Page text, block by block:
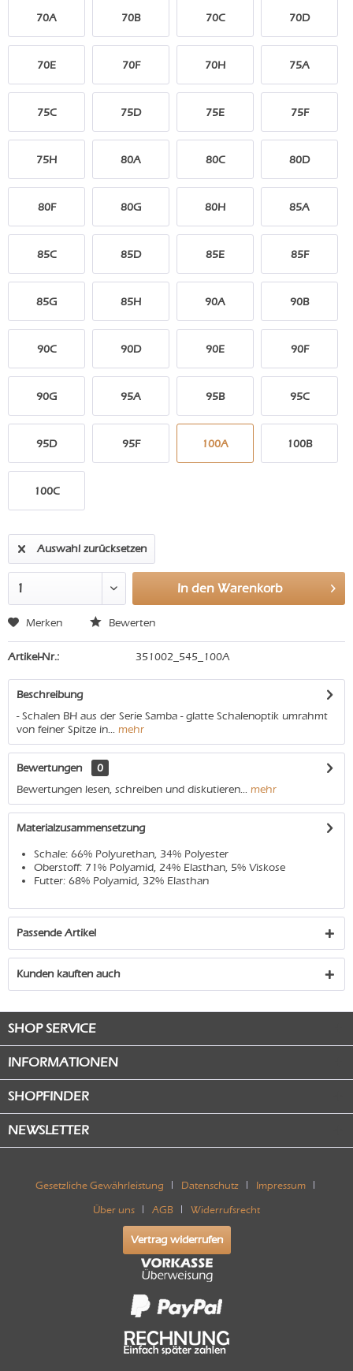
70A 70B 70C 70D
70E 70F 70H 75A
75C 75D 75E 75F
75H 80A 80C 80D
80F 80G 80H 85A
85C 85D 85E 85F
85G 85H 90A 90B
90C 90D 90E 90F
90G 95A 95B 95C
95D 95F 100A 100B
100C
Auswahl zurücksetzen
In den Warenkorb
Merken Bewerten
Artikel-Nr.: 351002_545_100A
Beschreibung
- Schalen BH aus der Serie Samba - glatte Schalenoptik umrahmt
von feiner Spitze in... mehr
Bewertungen
0
Bewertungen lesen, schreiben und diskutieren... mehr
Materialzusammensetzung
Schale: 66% Polyurethan, 34% Polyester
Oberstoff: 71% Polyamid, 24% Elasthan, 5% Viskose
Futter: 68% Polyamid, 32% Elasthan
Passende Artikel
Kunden kauften auch
SHOP SERVICE
INFORMATIONEN
SHOPFINDER
NEWSLETTER
Gesetzliche Gewährleistung Datenschutz Impressum
Über uns AGB Widerrufsrecht
Vertrag widerrufen